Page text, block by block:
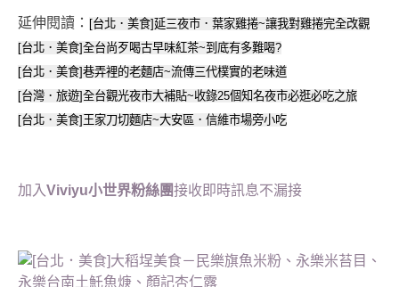
延伸閱讀： [台北．美食]延三夜市．葉家雞捲~讓我對雞捲完全改觀
[台北．美食]全台尚歹喝古早味紅茶~到底有多難喝?
[台北．美食]巷弄裡的老麵店~流傳三代樸實的老味道
[台灣．旅遊]全台觀光夜市大補貼~收錄25個知名夜市必逛必吃之旅
[台北．美食]王家刀切麵店~大安區．信維市場旁小吃
加入Viviyu小世界粉絲團接收即時訊息不漏接